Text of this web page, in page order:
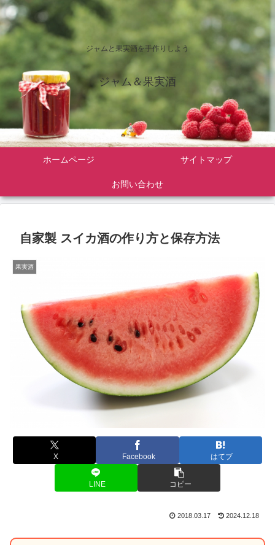
ジャムと果実酒を手作りしよう
ジャム＆果実酒
ホームページ サイトマップ
お問い合わせ
自家製 スイカ酒の作り方と保存方法
果実酒
X Facebook はてブ
LINE コピー
2018.03.17 2024.12.18